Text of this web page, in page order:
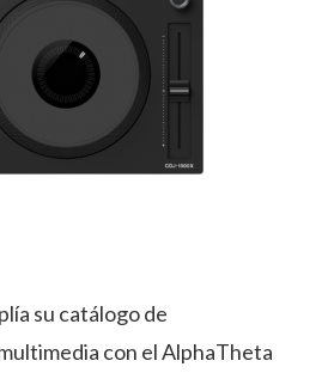
su catálogo de
con el AlphaTheta